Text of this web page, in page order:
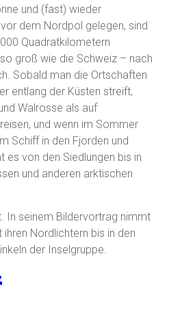
und (fast) wieder
dem Nordpol gelegen, sind
Quadratkilometern
groß wie die Schweiz – nach
Sobald man die Ortschaften
entlang der Küsten streift,
Walrosse als auf
und wenn im Sommer
Schiff in den Fjorden und
es von den Siedlungen bis in
und anderen arktischen
In seinem Bildervortrag nimmt
Nordlichtern bis in den
der Inselgruppe.